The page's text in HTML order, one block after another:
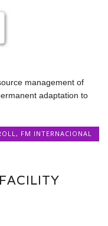
management of
adaptation to
, FM INTERNACIONAL